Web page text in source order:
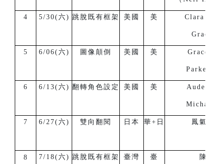
4 5/30(六) 跳脫既有框架 美國 美 Clara
Grace
5 6/06(六) 圖像顛倒 美國 美 Grace
Parker
6 6/13(六) 翻轉角色設定 美國 美 Auden
Michael
7 6/27(六) 雙向翻閱 日本 華+日 鳳氣至
8 7/18(六) 跳脫既有框架 臺灣 臺 陳正